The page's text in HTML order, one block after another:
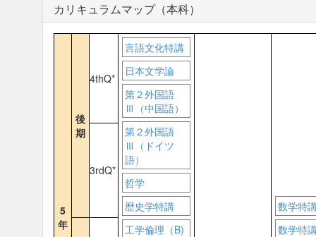
カリキュラムマップ（本科）
5
年
後
期
4thQ*
言語文化特講
日本文学論
第２外国語
Ⅲ（中国語）
第２外国語
Ⅲ（ドイツ
語）
哲学
歴史学特講
工学倫理（B)
数学特
数学特
3rdQ*